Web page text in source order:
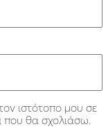
ιστότοπο μου σε
θα σχολιάσω.